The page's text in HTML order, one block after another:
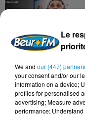
en
Le
We and our (447) partners
your consent and/or our
information on a device;
profiles for personalised
advertising; Measure
performance;